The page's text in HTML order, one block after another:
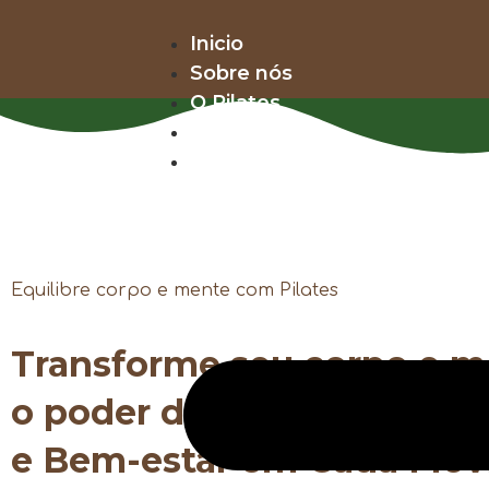
Inicio
Sobre nós
O Pilates
Equilibre corpo e mente com Pilates
Transforme seu corpo e
o poder do Pilates -
e Bem-estar em Cada